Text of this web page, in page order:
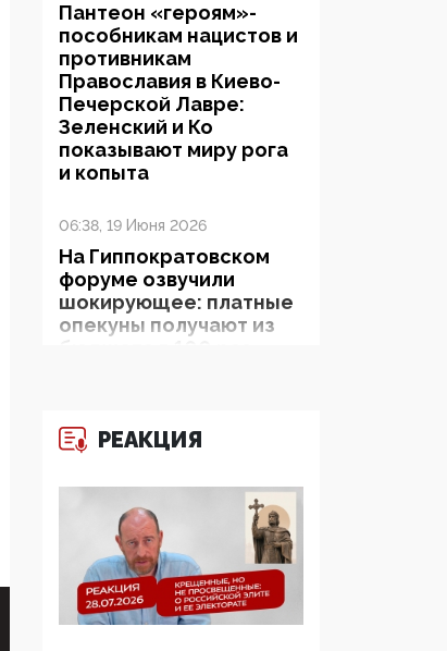
Пантеон «героям»-
пособникам нацистов и
противникам
Православия в Киево-
Печерской Лавре:
Зеленский и Ко
показывают миру рога
и копыта
06:38, 19 Июня 2026
На Гиппократовском
форуме озвучили
шокирующее: платные
опекуны получают из
05:00, 13 Июня 2026
Обществознания под
редакцией Медведева:
суверенитет,
традиционные
ценности и немного
двоемыслия
РЕАКЦИЯ